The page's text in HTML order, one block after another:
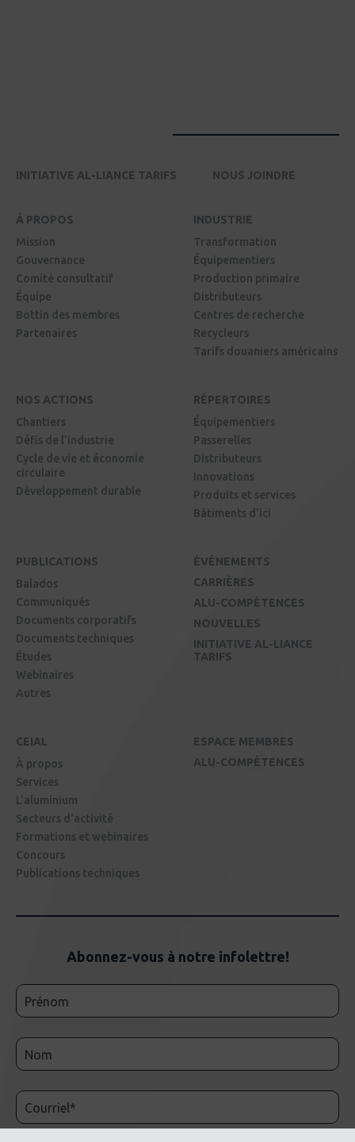
INITIATIVE AL-LIANCE TARIFS NOUS JOINDRE
À PROPOS
Mission
Gouvernance
Comité consultatif
Équipe
Bottin des membres
Partenaires
INDUSTRIE
Transformation
Équipementiers
Production primaire
Distributeurs
Centres de recherche
Recycleurs
Tarifs douaniers américains
NOS ACTIONS
Chantiers
Défis de l'industrie
Cycle de vie et économie
circulaire
Développement durable
RÉPERTOIRES
Équipementiers
Passerelles
Distributeurs
Innovations
Produits et services
Bâtiments d'ici
PUBLICATIONS
Balados
Communiqués
Documents corporatifs
Documents techniques
Études
Webinaires
Autres
ÉVÉNEMENTS
CARRIÈRES
ALU-COMPÉTENCES
NOUVELLES
INITIATIVE AL-LIANCE
TARIFS
CEIAL
À propos
Services
L'aluminium
Secteurs d'activité
Formations et webinaires
Concours
Publications techniques
ESPACE MEMBRES
ALU-COMPÉTENCES
Abonnez-vous à notre infolettre!